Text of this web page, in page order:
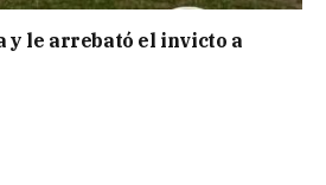
y le arrebató el invicto a